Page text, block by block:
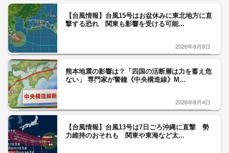
【台風情報】台風15号はお盆休みに東北地方に直
撃する恐れ 関東も影響を受ける可能...
2026年8月8日
熊本地震の影響は？「四国の活断層は力を蓄え危
ない」 専門家が警鐘《中央構造線》M...
2026年8月4日
【台風情報】台風13号は7日ごろ沖縄に直撃 勢
力維持のおそれも 関東や東海など太...